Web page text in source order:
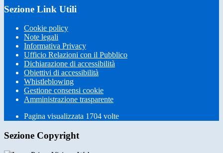
Sezione Link Utili
Cookie policy
Note legali
Informativa Privacy
Ufficio Relazioni con il Pubblico
Dichiarazione di accessibilità
Obiettivi di accessibilità
Whistleblowing
Gestione consensi cookie
Amministrazione trasparente
Pagina visualizzata 1704 volte
Sezione Copyright